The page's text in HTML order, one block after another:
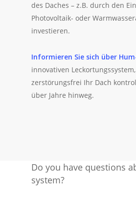
des Daches – z.B. durch den
Photovoltaik- oder
investieren.
Informieren Sie sich über
innovativen
zerstörungsfrei Ihr Dach
über Jahre hinweg.
Do you have questions
system?